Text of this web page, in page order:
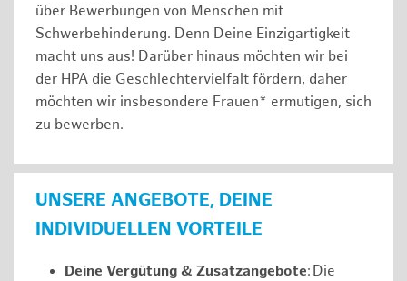
über Bewerbungen von Menschen mit
Schwerbehinderung. Denn Deine Einzigartigkeit
macht uns aus! Darüber hinaus möchten wir bei
der HPA die Geschlechtervielfalt fördern, daher
möchten wir insbesondere Frauen* ermutigen, sich
zu bewerben.
UNSERE ANGEBOTE, DEINE
INDIVIDUELLEN VORTEILE
Deine Vergütung & Zusatzangebote: Die